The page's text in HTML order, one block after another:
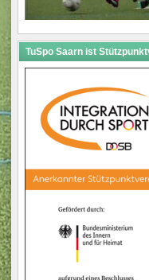
TuSpo Saarn ist